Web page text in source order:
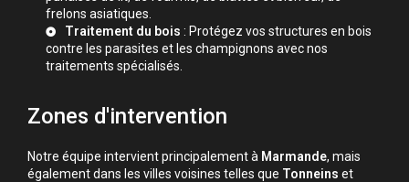
frelons asiatiques.
Traitement du bois : Protégez vos structures en bois
contre les parasites et les champignons avec nos
traitements spécialisés.
Zones d'intervention
Notre équipe intervient principalement à Marmande, mais
également dans les villes voisines telles que Tonneins et